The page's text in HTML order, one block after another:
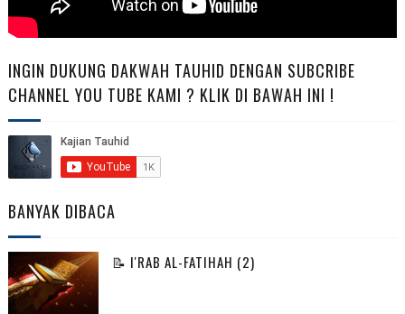
INGIN DUKUNG DAKWAH TAUHID DENGAN SUBCRIBE
CHANNEL YOU TUBE KAMI ? KLIK DI BAWAH INI !
BANYAK DIBACA
📝 I'RAB AL-FATIHAH (2)